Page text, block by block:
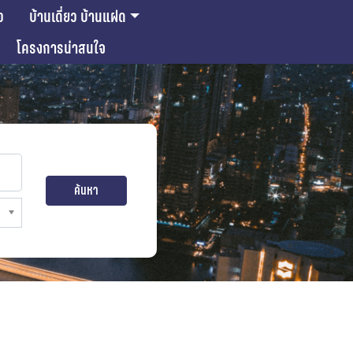
บ้านเดี่ยว บ้านแฝด
โครงการน่าสนใจ
ค้นหา